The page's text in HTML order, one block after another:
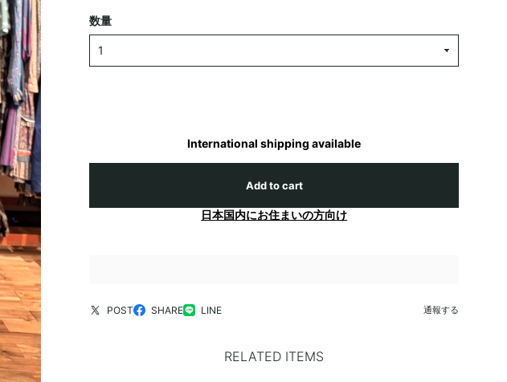
数量
International shipping available
Add to cart
日本国内にお住まいの方向け
POST SHARE LINE 通報する
RELATED ITEMS